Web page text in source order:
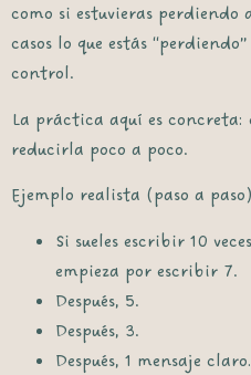
como si estuvieras perdiendo
casos lo que estás
control.
La práctica aquí es
reducirla poco a poco.
Ejemplo realista (paso a
Si sueles escribir 10
empieza por escribir 7.
Después, 5.
Después, 3.
Después, 1 mensaje